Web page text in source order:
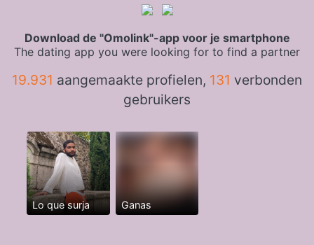
Download de "Omolink"-app voor je smartphone
The dating app you were looking for to find a partner
19.931 aangemaakte profielen, 131 verbonden
gebruikers
Lo que surja Ganas